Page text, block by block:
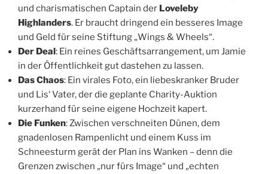
und charismatischen Captain der Loveleby
Highlanders. Er braucht dringend ein besseres Image
und Geld für seine Stiftung „Wings & Wheels“.
Der Deal: Ein reines Geschäftsarrangement, um Jamie
in der Öffentlichkeit gut dastehen zu lassen.
Das Chaos: Ein virales Foto, ein liebeskranker Bruder
und Lis‘ Vater, der die geplante Charity-Auktion
kurzerhand für seine eigene Hochzeit kapert.
Die Funken: Zwischen verschneiten Dünen, dem
gnadenlosen Rampenlicht und einem Kuss im
Schneesturm gerät der Plan ins Wanken – denn die
Grenzen zwischen „nur fürs Image“ und „echten